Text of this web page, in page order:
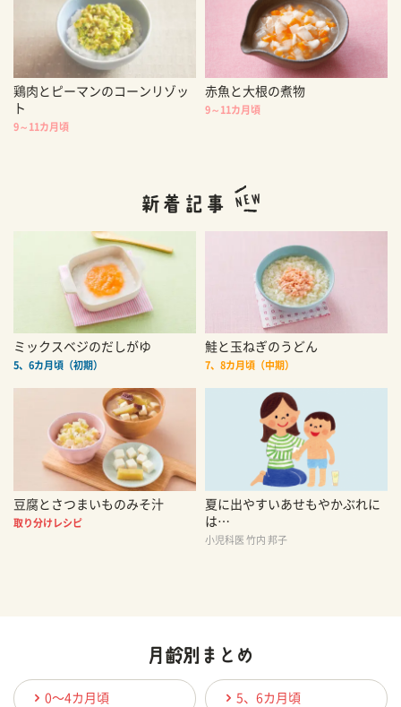
鶏肉とピーマンのコーンリゾッ
ト
9～11カ月頃
赤魚と大根の煮物
9～11カ月頃
ミックスベジのだしがゆ
5、6カ月頃（初期）
鮭と玉ねぎのうどん
7、8カ月頃（中期）
豆腐とさつまいものみそ汁
取り分けレシピ
夏に出やすいあせもやかぶれに
は…
小児科医 竹内 邦子
0〜4カ月頃 5、6カ月頃